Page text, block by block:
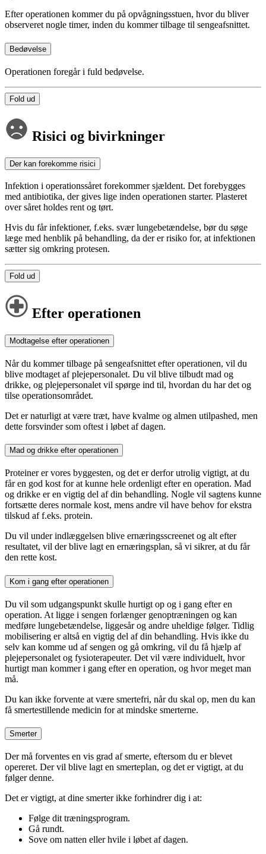
Efter operationen kommer du på opvågningsstuen, hvor du bliver
observeret nogle timer, inden du kommer tilbage til sengeafsnittet.
Bedøvelse
Operationen foregår i fuld bedøvelse.
Fold ud
Risici og bivirkninger
Der kan forekomme risici
Infektion i operationssåret forekommer sjældent. Det forebygges
med antibiotika, der gives lige inden operationen starter. Plasteret
over såret holdes rent og tørt.
Hvis du får infektioner, f.eks. svær lungebetændelse, bør du søge
læge med henblik på behandling, da der er risiko for, at infektionen
sætter sig omkring protesen.
Fold ud
Efter operationen
Modtagelse efter operationen
Når du kommer tilbage på sengeafsnittet efter operationen, vil du
blive modtaget af plejepersonalet. Du vil blive tilbudt mad og
drikke, og plejepersonalet vil spørge ind til, hvordan du har det og
tilse operationsområdet.
Det er naturligt at være træt, have kvalme og almen utilpashed, men
dette forsvinder som oftest i løbet af dagen.
Mad og drikke efter operationen
Proteiner er vores byggesten, og det er derfor utrolig vigtigt, at du
får en god kost for at kunne hele ordenligt efter en operation. Mad
og drikke er en vigtig del af din behandling. Nogle vil sagtens kunne
fortsætte deres normale kost, mens andre vil have behov for ekstra
tilskud af f.eks. protein.
Du vil under indlæggelsen blive ernæringsscreenet og alt efter
resultatet, vil der blive lagt en ernæringsplan, så vi sikrer, at du får
den rette kost.
Kom i gang efter operationen
Du vil som udgangspunkt skulle hurtigt op og i gang efter en
operation. At ligge i sengen forlænger genoptræningen og kan
medføre lungebetændelse, liggesår og andre uheldige følger. Tidlig
mobilisering er altså en vigtig del af din behandling. Hvis ikke du
selv kan komme ud af sengen og gå omkring, vil du få hjælp af
plejepersonalet og fysioterapeuter. Det vil være individuelt, hvor
hurtigt man kommer i gang efter en operation, og hvor meget man
må.
Du kan ikke forvente at være smertefri, når du skal op, men du kan
få smertestillende medicin for at mindske smerterne.
Smerter
Der må forventes en vis grad af smerte, eftersom du er blevet
opereret. Der vil blive lagt en smerteplan, og det er vigtigt, at du
følger denne.
Det er vigtigt, at dine smerter ikke forhindrer dig i at:
Følge dit træningsprogram.
Gå rundt.
Sove om natten eller hvile i løbet af dagen.